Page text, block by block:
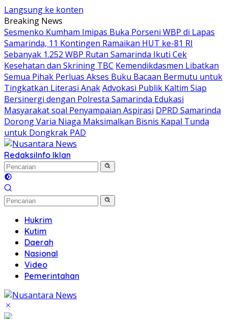
Langsung ke konten
Breaking News
Sesmenko Kumham Imipas Buka Porseni WBP di Lapas
Samarinda, 11 Kontingen Ramaikan HUT ke-81 RI
Sebanyak 1.252 WBP Rutan Samarinda Ikuti Cek
Kesehatan dan Skrining TBC Kemendikdasmen Libatkan
Semua Pihak Perluas Akses Buku Bacaan Bermutu untuk
Tingkatkan Literasi AnakAdvokasi Publik Kaltim Siap
Bersinergi dengan Polresta Samarinda Edukasi
Masyarakat soal Penyampaian Aspirasi DPRD Samarinda
Dorong Varia Niaga Maksimalkan Bisnis Kapal Tunda
untuk Dongkrak PAD
RedaksiInfo Iklan
Hukrim
Kutim
Daerah
Nasional
Video
Pemerintahan